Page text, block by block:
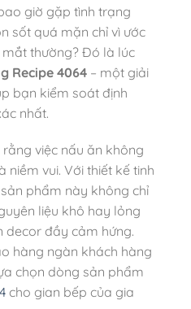
giờ gặp tình trạng
sốt quá mặn chỉ vì ước
thường? Đó là lúc
Recipe 4064 – một giải
bạn kiểm soát định
nhất.
việc nấu ăn không
niềm vui. Với thiết kế tinh
phẩm này không chỉ
liệu khô hay lỏng
decor đầy cảm hứng.
hàng ngàn khách hàng
chọn dòng sản phẩm
cho gian bếp của gia